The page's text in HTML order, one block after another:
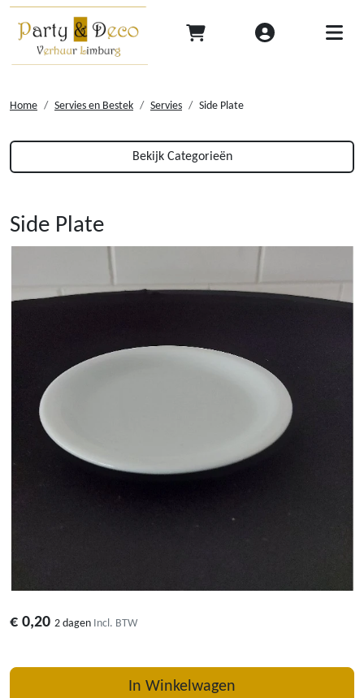
Home Servies en Bestek Servies Side Plate
Bekijk Categorieën
Side Plate
€ 0,20 2 dagen Incl. BTW
In Winkelwagen